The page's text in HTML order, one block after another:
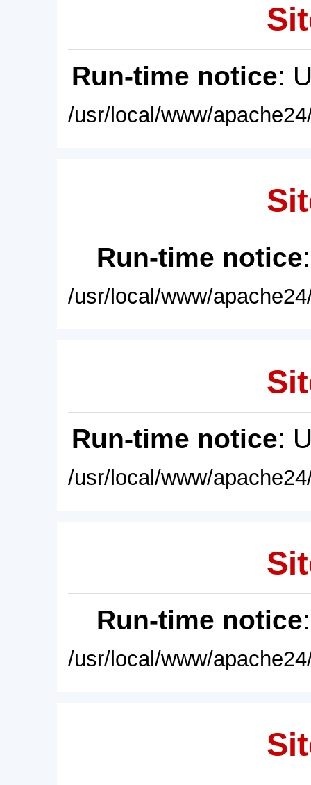
Run-time notice:
/usr/local/www/
Run-time notice
/usr/local/www/
Run-time notice:
/usr/local/www/
Run-time notice
/usr/local/www/